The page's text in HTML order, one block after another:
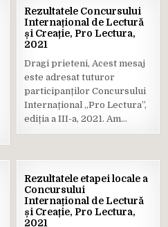
25
FEB.
2021
Posted
in
Rezultatele Concursului
Internațional de Lectură
și Creație, Pro Lectura,
2021
Dragi prieteni, Acest mesaj
este adresat tuturor
participanților Concursului
Internațional „Pro Lectura”,
ediția a III-a, 2021. Am…
17
2021
Posted
Rezultatele etapei locale a
Concursului
Internațional de Lectură
și Creație, Pro Lectura,
2021